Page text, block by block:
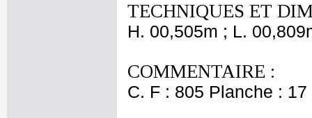
TECHNIQUES ET
H. 00,505m ; L.
COMMENTAIRE :
C. F : 805 Planche :